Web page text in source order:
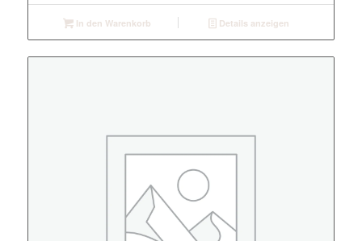
In den Warenkorb Details anzeigen